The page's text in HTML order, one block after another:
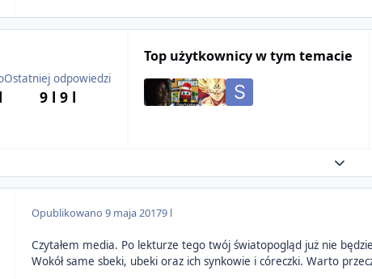
Ostatniej odpowiedzi
9 l 9 l
Top użytkownicy w tym temacie
Opublikowano9 maja 20179 l
Czytałem media. Po lekturze tego twój światopogląd już nie
Wokół same sbeki, ubeki oraz ich synkowie i córeczki. Warto